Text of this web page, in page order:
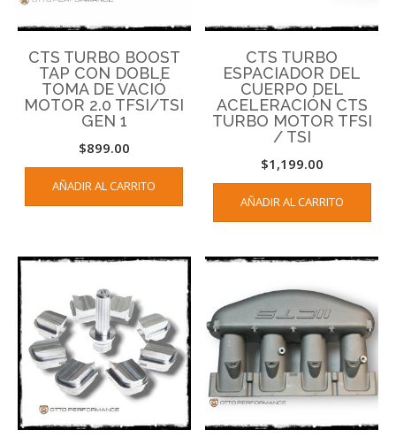
CTS TURBO BOOST
TAP CON DOBLE
TOMA DE VACIÓ
MOTOR 2.0 TFSI/TSI
GEN 1
$899.00
AÑADIR AL CARRITO
CTS TURBO
ESPACIADOR DEL
CUERPO DEL
ACELERACIÓN CTS
TURBO MOTOR TFSI
/ TSI
$1,199.00
AÑADIR AL CARRITO